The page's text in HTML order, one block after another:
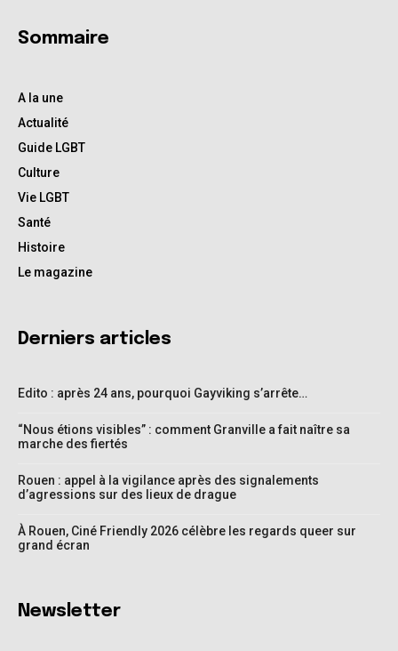
Sommaire
A la une
Actualité
Guide LGBT
Culture
Vie LGBT
Santé
Histoire
Le magazine
Derniers articles
Edito : après 24 ans, pourquoi Gayviking s’arrête…
“Nous étions visibles” : comment Granville a fait naître sa
marche des fiertés
Rouen : appel à la vigilance après des signalements
d’agressions sur des lieux de drague
À Rouen, Ciné Friendly 2026 célèbre les regards queer sur
grand écran
Newsletter